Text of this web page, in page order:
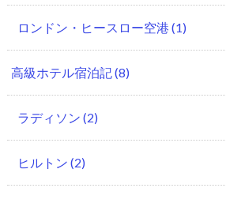
ロンドン・ヒースロー空港 (1)
高級ホテル宿泊記(8)
ラディソン (2)
ヒルトン (2)